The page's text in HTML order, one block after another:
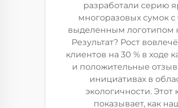
разработали серию
многоразовых сумок с
выделенным логотипом
Результат? Рост
клиентов на 30 % в ходе
и положительные
инициативах в
экологичности. Этот
показывает, как